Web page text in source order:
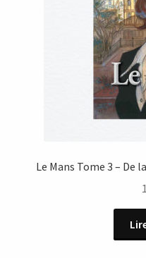
Le Mans Tome 3 – De